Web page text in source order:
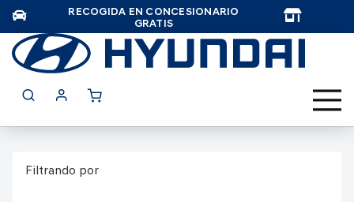
RECOGIDA EN CONCESIONARIO
GRATIS
Filtrando por